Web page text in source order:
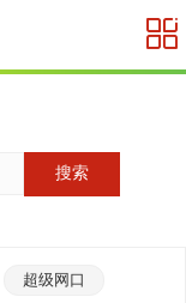
超级网口